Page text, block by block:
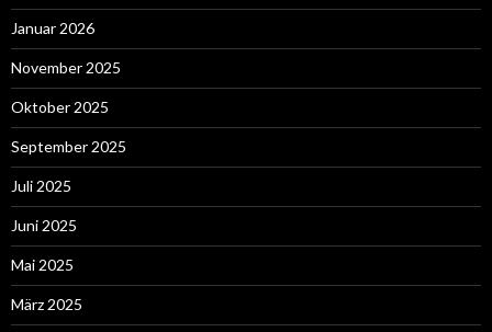
Januar 2026
November 2025
Oktober 2025
September 2025
Juli 2025
Juni 2025
Mai 2025
März 2025